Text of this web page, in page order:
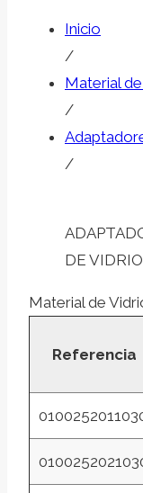
Inicio
/
Material
/
/
DE VIDRIO
Material de
Referencia